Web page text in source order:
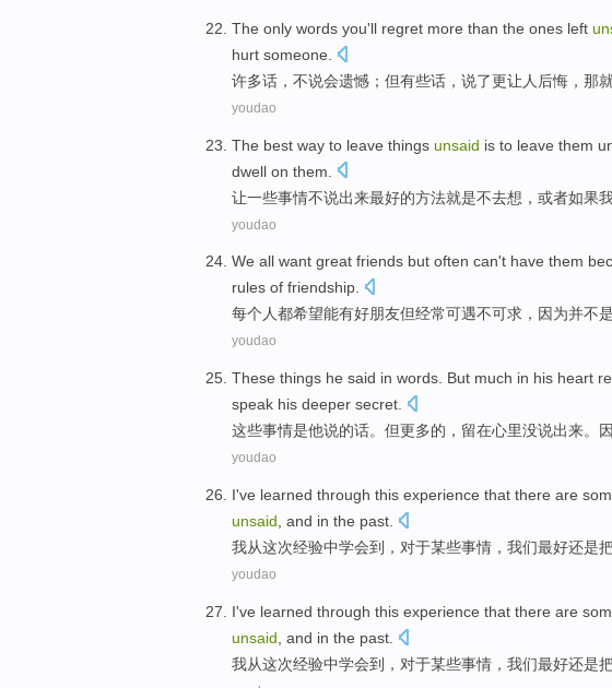
The only words you'll regret more than the ones left
hurt someone
许多话 ， 不说会遗憾 ；但有些话，说了更让 人 后悔， 那
youdao
The best way to leave things unsaid is to leave them
dwell on them
让一些事情不说出来最好的方法就是不去想， 或者如果
youdao
We all want great friends but often can't have them
rules of friendship.
每个人都希望能有好朋友但经常可遇不可求， 因为并不是
youdao
These things he said in words But much in his heart
speak his deeper secret
这些事情是他说的话。 但更多的 ， 留在心里没说出来。
youdao
I've learned through this experience that there are
unsaid , and in the past
我从这次经验中学会到， 对于某些事情 ，我们最好还是
youdao
I've learned through this experience that there are
unsaid , and in the past
我从这次经验中学会到， 对于某些事情 ，我们最好还是